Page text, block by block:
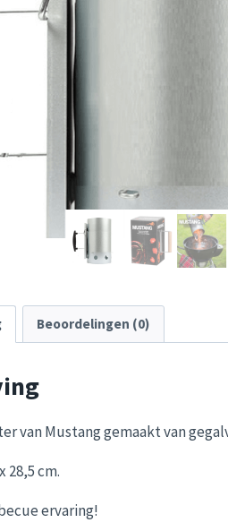
Beoordelingen (0)
van Mustang gemaakt van
28,5 cm.
ervaring!